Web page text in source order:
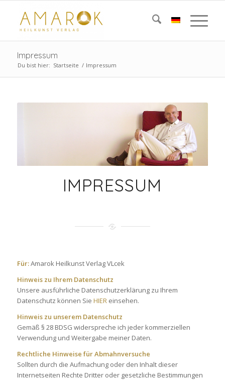
Impressum
Du bist hier: Startseite / Impressum
IMPRESSUM
Für:Amarok Heilkunst Verlag VLcek
Hinweis zu Ihrem Datenschutz
Unsere ausführliche Datenschutzerklärung zu Ihrem
Datenschutz können Sie HIEReinsehen.
Hinweis zu unserem Datenschutz
Gemäß § 28 BDSG widerspreche ich jeder kommerziellen
Verwendung und Weitergabe meiner Daten.
Rechtliche Hinweise für Abmahnversuche
Sollten durch die Aufmachung oder den Inhalt dieser
Internetseiten Rechte Dritter oder gesetzliche Bestimmungen